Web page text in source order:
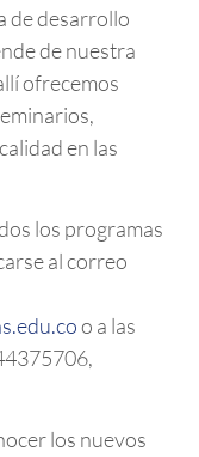
de desarrollo
de nuestra
ofrecemos
en las
los programas
al correo
o a las
los nuevos